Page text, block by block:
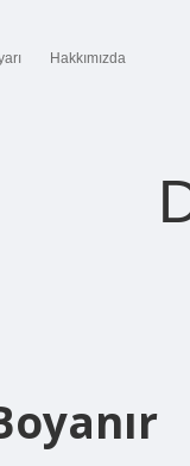
Hakkımızda